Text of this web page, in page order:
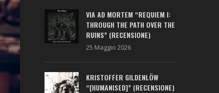
VIA AD MORTEM “REQUIEM I:
THROUGH THE PATH OVER THE
RUINS” (RECENSIONE)
25 Maggio 2026
KRISTOFFER GILDENLÖW
“[HUMANISED]” (RECENSIONE)